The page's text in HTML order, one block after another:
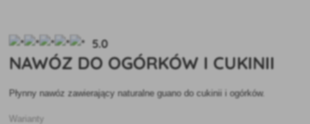
5.0
NAWÓZ DO OGÓRKÓW I CUKINII
Płynny nawóz zawierający naturalne guano do cukinii i ogórków.
Warianty